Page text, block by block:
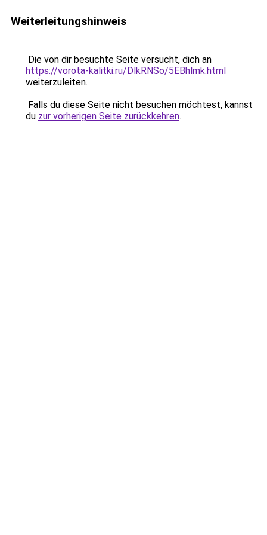
Weiterleitungshinweis
Die von dir besuchte Seite versucht, dich an
https://vorota-kalitki.ru/DlkRNSo/5EBhlmk.html
weiterzuleiten.
Falls du diese Seite nicht besuchen möchtest, kannst
du zur vorherigen Seite zurückkehren.